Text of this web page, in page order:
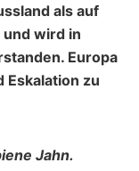
als auf
wird in
Europa
Eskalation zu
Jahn.